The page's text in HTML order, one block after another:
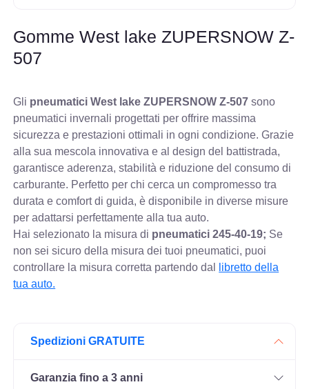
Gomme West lake ZUPERSNOW Z-
507
Gli pneumatici West lake ZUPERSNOW Z-507 sono
pneumatici invernali progettati per offrire massima
sicurezza e prestazioni ottimali in ogni condizione. Grazie
alla sua mescola innovativa e al design del battistrada,
garantisce aderenza, stabilità e riduzione del consumo di
carburante. Perfetto per chi cerca un compromesso tra
durata e comfort di guida, è disponibile in diverse misure
per adattarsi perfettamente alla tua auto.
Hai selezionato la misura di pneumatici245-40-19; Se
non sei sicuro della misura dei tuoi pneumatici, puoi
controllare la misura corretta partendo dal
libretto della
tua auto.
Spedizioni GRATUITE
Garanzia fino a 3 anni